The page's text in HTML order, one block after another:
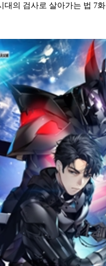
대의 검사로 살아가는 법 7화